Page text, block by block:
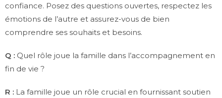
confiance. Posez des questions ouvertes, respectez les
émotions de l’autre et assurez-vous de bien
comprendre ses souhaits et besoins.
Q : Quel rôle joue la famille dans l’accompagnement en
fin de vie ?
R : La famille joue un rôle crucial en fournissant soutien